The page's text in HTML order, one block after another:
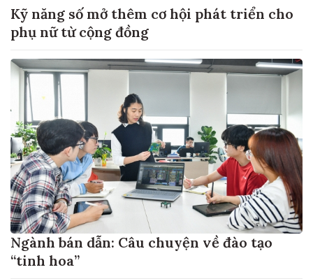
Kỹ năng số mở thêm cơ hội phát triển cho
phụ nữ từ cộng đồng
Ngành bán dẫn: Câu chuyện về đào tạo
“tinh hoa”